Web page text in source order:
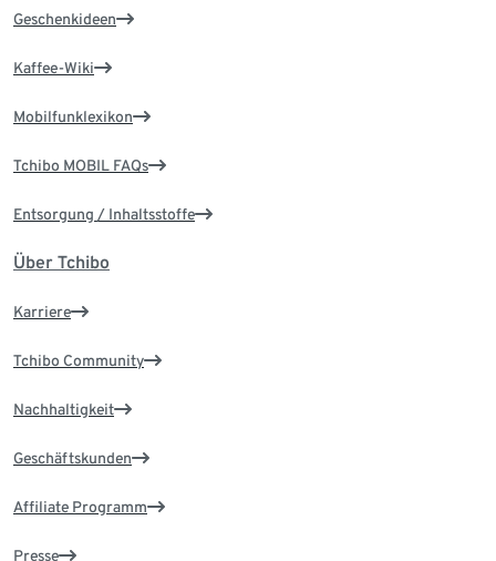
Geschenkideen
Kaffee-Wiki
Mobilfunklexikon
Tchibo MOBIL FAQs
Entsorgung / Inhaltsstoffe
Über Tchibo
Karriere
Tchibo Community
Nachhaltigkeit
Geschäftskunden
Affiliate Programm
Presse